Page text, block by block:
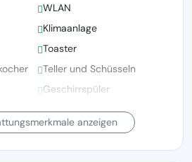
WLAN
Klimaanlage
Toaster
Teller und Schüsseln
Geschirrspüler
Kochnische
anzeigen